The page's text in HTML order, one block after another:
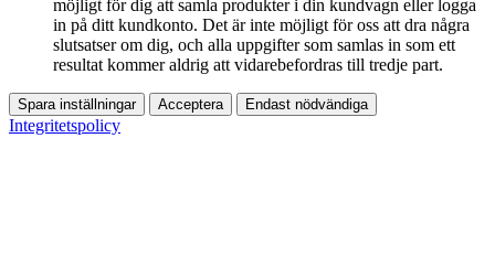
möjligt för dig att samla produkter i din kundvagn eller logga
in på ditt kundkonto. Det är inte möjligt för oss att dra några
slutsatser om dig, och alla uppgifter som samlas in som ett
resultat kommer aldrig att vidarebefordras till tredje part.
Spara inställningar Acceptera Endast nödvändiga
Integritetspolicy